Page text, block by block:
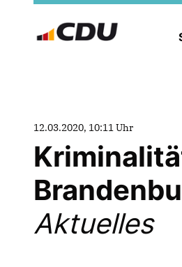
12.03.2020, 10:11 Uhr
Aktuelles